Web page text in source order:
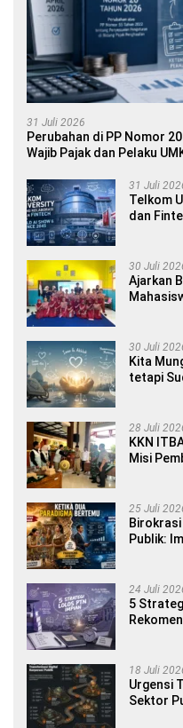
31 Juli 2026
Perubahan di PP Nomor
Wajib Pajak dan Pelaku
31 Juli
Telkom
dan
30 Juli
Ajarkan
30 Juli
Kita
tetapi
28 Juli
KKN
Misi
25 Juli
Publik:
24 Juli
5
18 Juli
Urgensi
Sektor